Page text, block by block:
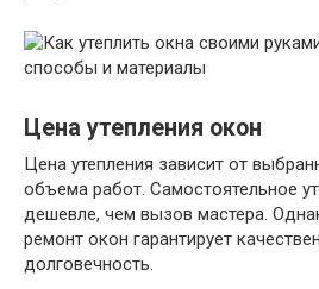
Цена утепления окон
Цена утепления зависит от
объема работ. Самостоятельное
дешевле, чем вызов мастера.
ремонт окон гарантирует
долговечность.